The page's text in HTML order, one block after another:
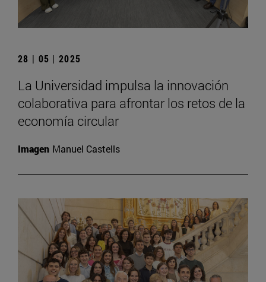
28 | 05 | 2025
La Universidad impulsa la innovación
colaborativa para afrontar los retos de la
economía circular
Imagen Manuel Castells